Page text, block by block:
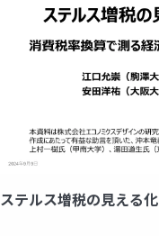
ステルス増税の見える化